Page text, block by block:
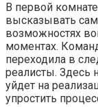
В первой
высказывать
возможностях
моментах.
переходила в
реалисты. Здесь
уйдет на
упростить